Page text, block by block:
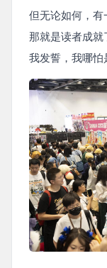
但无论如何，有
那就是读者成就
我发誓，我哪怕